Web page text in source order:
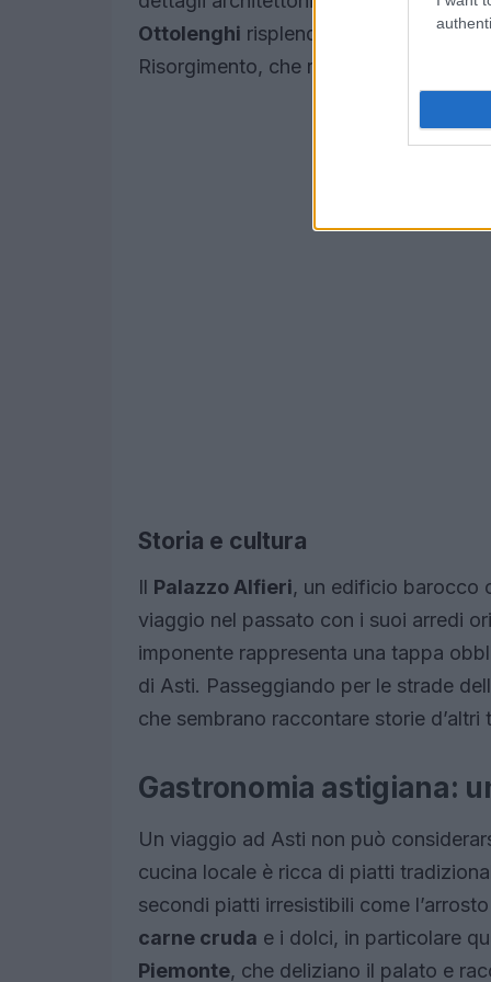
Ottolenghi risplende con la sua
Risorgimento, che racconta la storia
Storia e cultura
Il Palazzo Alfieri, un edificio barocco
viaggio nel passato con i suoi arredi
imponente rappresenta una tappa
di Asti. Passeggiando per le strade
che sembrano raccontare storie d’altri
Gastronomia astigiana:
Un viaggio ad Asti non può
cucina locale è ricca di piatti
secondi piatti irresistibili come
carne cruda e i dolci, in particolare
Piemonte, che deliziano il palato e